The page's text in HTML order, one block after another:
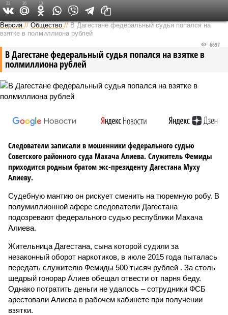
Версия на Кавказе
Версия //Общество //В Дагестане федеральный судья попался на
взятке в полмиллиона рублей
В Дагестане федеральный судья попался на взятке в
полмиллиона рублей
6697
Следователи записали в мошенники федерального судью
Советского районного суда Махача Алиева. Служитель Фемиды
приходится родным братом экс-президенту Дагестана Муху
Алиеву.
Судебную мантию он рискует сменить на тюремную робу. В
полумиллионной афере следователи Дагестана
подозревают федерального судью республики Махача
Алиева.
Жительница Дагестана, сына которой судили за
незаконный оборот наркотиков, в июле 2015 года пыталась
передать служителю Фемиды 500 тысяч рублей . За столь
щедрый гонорар Алиев обещал отвести от парня беду.
Однако потратить деньги не удалось – сотрудники ФСБ
арестовали Алиева в рабочем кабинете при получении
взятки.
22 26 10